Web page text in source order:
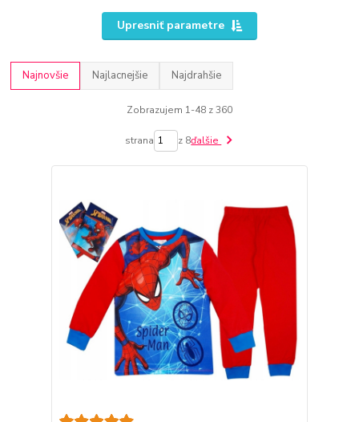
Upresniť parametre
Najnovšie Najlacnejšie Najdrahšie
Zobrazujem 1-48 z 360
strana z 8ďalšie